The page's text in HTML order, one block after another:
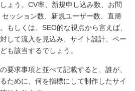
ょう。CV率、新規申し込み数、お問
ッション数、新規ユーザー数、直帰
もしくは、SEO的な視点から言えば、
して流入を見込み、サイト設計、ペー
も該当するでしょう。
要求事項と並べて記載すると、誰が、
ために、何を指標にして制作したサイ